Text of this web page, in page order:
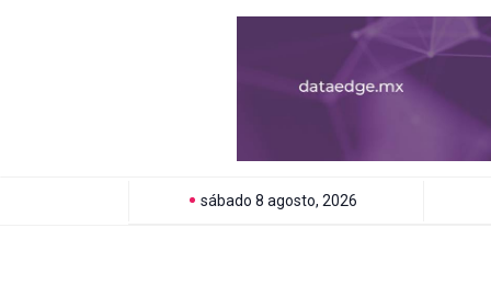
sábado 8 agosto, 2026